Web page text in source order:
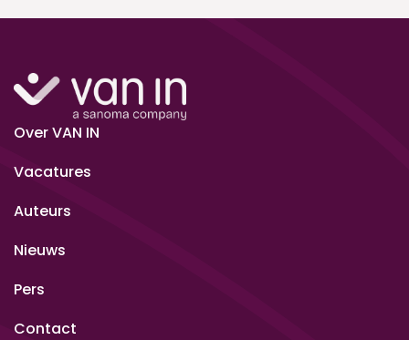
Over VAN IN
Vacatures
Auteurs
Nieuws
Pers
Contact